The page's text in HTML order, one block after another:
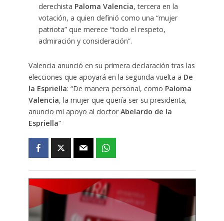
derechista Paloma Valencia, tercera en la
votación, a quien definió como una “mujer
patriota” que merece “todo el respeto,
admiración y consideración”.
Valencia anunció en su primera declaración tras las
elecciones que apoyará en la segunda vuelta a De
la Espriella: “De manera personal, como Paloma
Valencia, la mujer que quería ser su presidenta,
anuncio mi apoyo al doctorAbelardo de la
Espriella“